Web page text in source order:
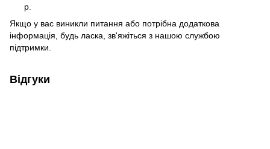
р.
Якщо у вас виникли питання або потрібна додаткова
інформація, будь ласка, зв'яжіться з нашою службою
підтримки.
Відгуки